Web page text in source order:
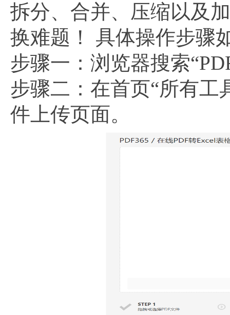
拆分、合并、压缩以及
换难题！ 具体操作步骤
步骤一：浏览器搜索
步骤二：在首页“所有工
件上传页面。